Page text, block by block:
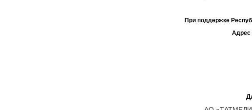
При поддержке
Адрес